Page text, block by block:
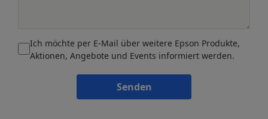
Ich möchte per E-Mail über weitere Epson Produkte,
Aktionen, Angebote und Events informiert werden.
Senden